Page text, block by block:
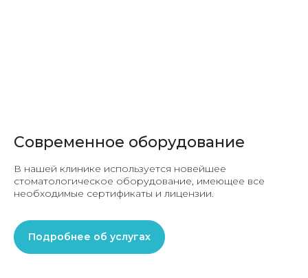
Современное оборудование
В нашей клинике используется новейшее
стоматологическое оборудование, имеющее все
необходимые сертификаты и лицензии.
Подробнее об услугах